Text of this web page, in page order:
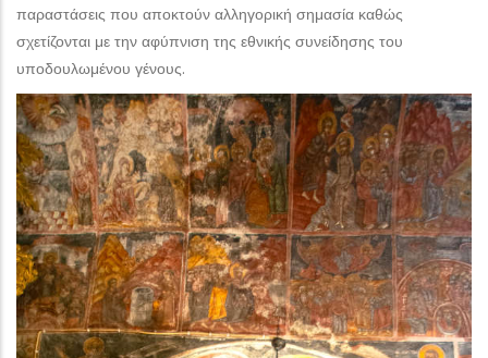
παραστάσεις που αποκτούν αλληγορική σημασία καθώς
σχετίζονται με την αφύπνιση της εθνικής συνείδησης του
υποδουλωμένου γένους.